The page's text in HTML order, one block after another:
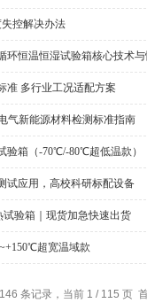
控解决办法
环恒温恒湿试验箱核心技术
准 多行业工况适配方案
气新能源材料检测标准指南
验箱（-70℃/-80℃超低温款）
试应用，高校科研标配设备
验箱｜现货加急快速出货
超宽温域款
条记录，当前 1 / 115 页